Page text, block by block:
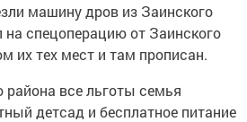
машину дров из Заинского
на спецоперацию от Заинского
их тех мест и там прописан.
все льготы семья
детсад и бесплатное питание